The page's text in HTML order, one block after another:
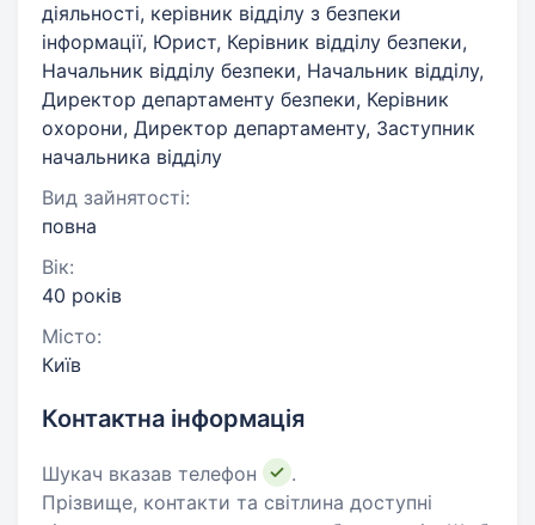
діяльності, керівник відділу з безпеки
інформації, Юрист, Керівник відділу безпеки,
Начальник відділу безпеки, Начальник відділу,
Директор департаменту безпеки, Керівник
охорони, Директор департаменту, Заступник
начальника відділу
Вид зайнятості:
повна
Вік:
40 років
Місто:
Київ
Контактна інформація
Шукач вказав телефон
.
Прізвище, контакти та світлина доступні